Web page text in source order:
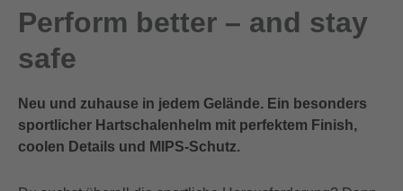
Perform better – and stay
safe
Neu und zuhause in jedem Gelände. Ein besonders
sportlicher Hartschalenhelm mit perfektem Finish,
coolen Details und MIPS-Schutz.